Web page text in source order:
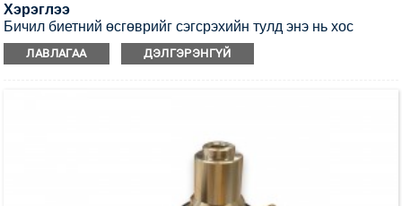
Хэрэглээ
Бичил биетний өсгөврийг сэгсрэхийн тулд энэ нь хос
тавиуртай хэт ягаан туяагаар ариутгах инкубаторын
сэгсрэгч юм.
ЛАВЛАГАА ДЭЛГЭРЭНГҮЙ